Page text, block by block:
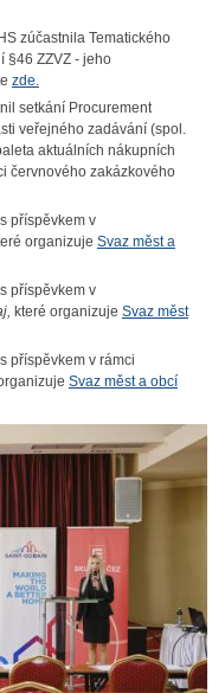
zúčastnila Tematického
§46 ZZVZ - jeho
zde.
setkání Procurement
veřejného zadávání (spol.
aktuálních nákupních
červnového zakázkového
příspěvkem v
organizuje Svaz měst a
příspěvkem v
, které organizuje Svaz měst
příspěvkem v rámci
Svaz měst a obcí